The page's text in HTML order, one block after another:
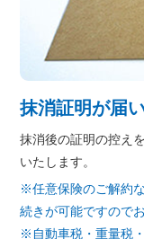
抹消証明が届
抹消後の証明の控え
いたします。
※任意保険のご解約
続きが可能ですので
※自動車税・重量税